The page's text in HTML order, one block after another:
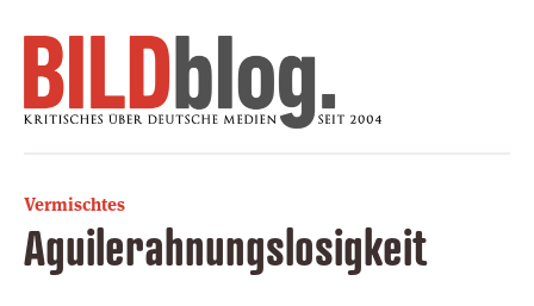
Vermischtes
Aguilerahnungslosigkeit